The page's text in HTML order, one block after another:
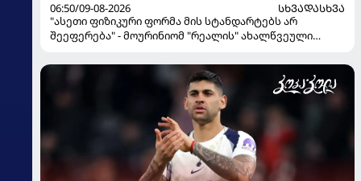
06:50/09-08-2026
ᲡᲮᲕᲐᲓᲐᲡᲮᲕᲐ
"ასეთი ფიზიკური ფორმა მის სტანდარტებს არ
შეეფერება" - მოურინიომ "რეალის" ახალწვეული